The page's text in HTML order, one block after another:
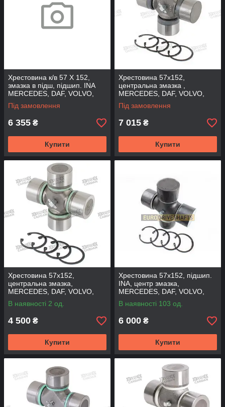
Хрестовина к/в 57 X 152,
змазка в підш, підшип. INA
MERCEDES, DAF, VOLVO,
IVECO, GU7630-4S-INA(FBC)
Під замовлення
6 355 ₴
Купити
Хрестовина 57x152,
центральна змазка ,
MERCEDES, DAF, VOLVO,
IVECO тефлон, GU7630-SP
(SPICER)
Під замовлення
7 015 ₴
Купити
Хрестовина 57x152,
центральна змазка,
MERCEDES, DAF, VOLVO,
IVECO тефлон, GU7630-TRS
(TIRSAN)
В наявності 2 од.
4 500 ₴
Купити
Хрестовина 57x152, підшип.
INA, центр змазка,
MERCEDES, DAF, VOLVO,
IVECO тефлон, GU7630INA
(FBC)
В наявності 103 од.
6 000 ₴
Купити